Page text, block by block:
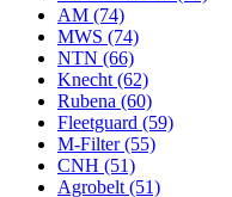
AM (74)
MWS (74)
NTN (66)
Knecht (62)
Rubena (60)
Fleetguard (59)
M-Filter (55)
CNH (51)
Agrobelt (51)